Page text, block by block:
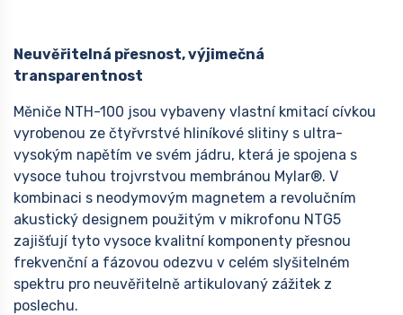
Neuvěřitelná přesnost, výjimečná
transparentnost
Měniče NTH-100 jsou vybaveny vlastní kmitací cívkou
vyrobenou ze čtyřvrstvé hliníkové slitiny s ultra-
vysokým napětím ve svém jádru, která je spojena s
vysoce tuhou trojvrstvou membránou Mylar®. V
kombinaci s neodymovým magnetem a revolučním
akustický designem použitým v mikrofonu NTG5
zajišťují tyto vysoce kvalitní komponenty přesnou
frekvenční a fázovou odezvu v celém slyšitelném
spektru pro neuvěřitelně artikulovaný zážitek z
poslechu.